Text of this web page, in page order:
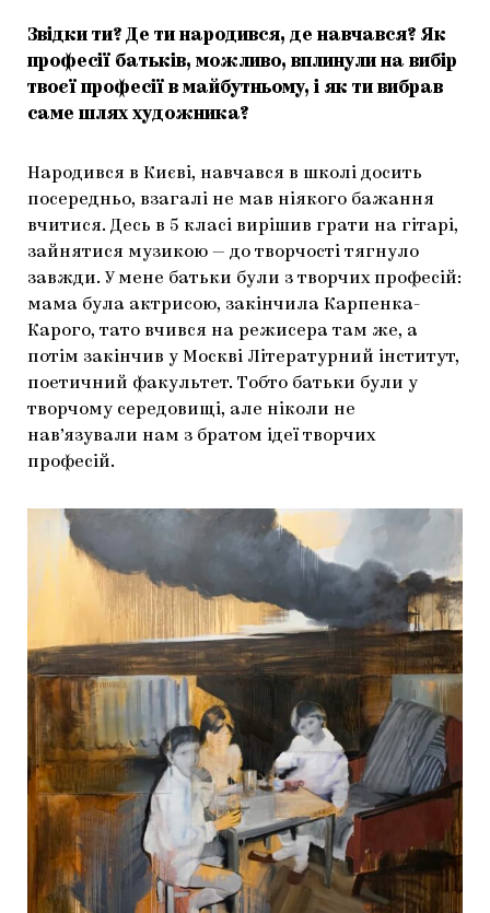
Звідки ти? Де ти народився, де навчався? Як
професії батьків, можливо, вплинули на вибір
твоєї професії в майбутньому, і як ти вибрав
саме шлях художника?
Народився в Києві, навчався в школі досить
посередньо, взагалі не мав ніякого бажання
вчитися. Десь в 5 класі вирішив грати на гітарі,
зайнятися музикою — до творчості тягнуло
завжди. У мене батьки були з творчих професій:
мама була актрисою, закінчила Карпенка-
Карого, тато вчився на режисера там же, а
потім закінчив у Москві Літературний інститут,
поетичний факультет. Тобто батьки були у
творчому середовищі, але ніколи не
нав’язували нам з братом ідеї творчих
професій.